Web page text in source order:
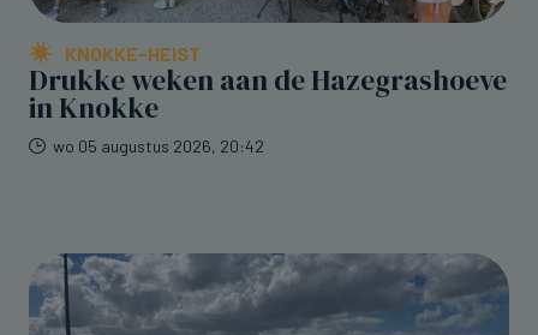
KNOKKE-HEIST
Drukke weken aan de Hazegrashoeve
in Knokke
wo 05 augustus 2026, 20:42